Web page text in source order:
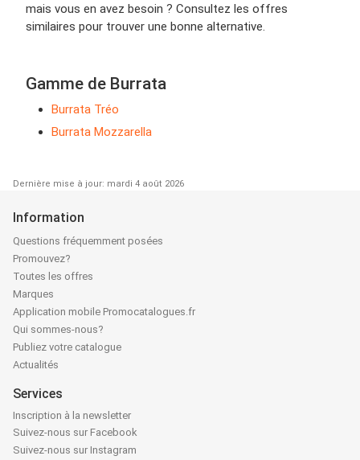
mais vous en avez besoin ? Consultez les offres
similaires pour trouver une bonne alternative.
Gamme de Burrata
Burrata Tréo
Burrata Mozzarella
Dernière mise à jour: mardi 4 août 2026
Information
Questions fréquemment posées
Promouvez?
Toutes les offres
Marques
Application mobile Promocatalogues.fr
Qui sommes-nous?
Publiez votre catalogue
Actualités
Services
Inscription à la newsletter
Suivez-nous sur Facebook
Suivez-nous sur Instagram